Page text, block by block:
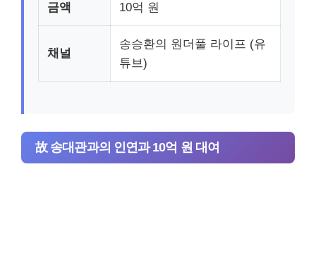
금액 10억 원
채널
송승환의 원더풀 라이프 (유
튜브)
故 송대관과의 인연과 10억 원 대여